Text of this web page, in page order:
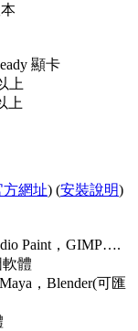
顯卡
上
上
方網址) (安裝說明)
Paint，GIMP….
軟體
，Blender(可匯